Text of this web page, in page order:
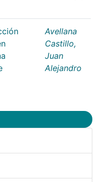
Avellana
Castillo,
Juan
Alejandro